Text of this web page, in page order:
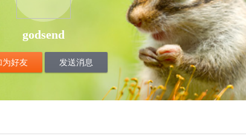
godsend
为好友 发送消息